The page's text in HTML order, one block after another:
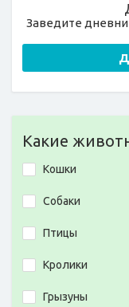
Заведите
Какие
Кошки
Собаки
Птицы
Кролики
Грызуны